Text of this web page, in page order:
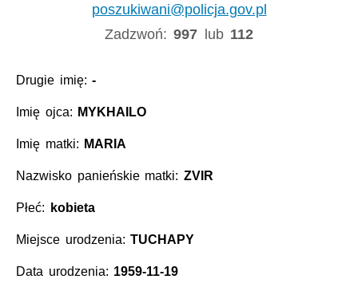
poszukiwani@policja.gov.pl
Zadzwoń:997 lub 112
Drugie imię:-
Imię ojca: MYKHAILO
Imię matki: MARIA
Nazwisko panieńskie matki: ZVIR
Płeć: kobieta
Miejsce urodzenia:TUCHAPY
Data urodzenia: 1959-11-19